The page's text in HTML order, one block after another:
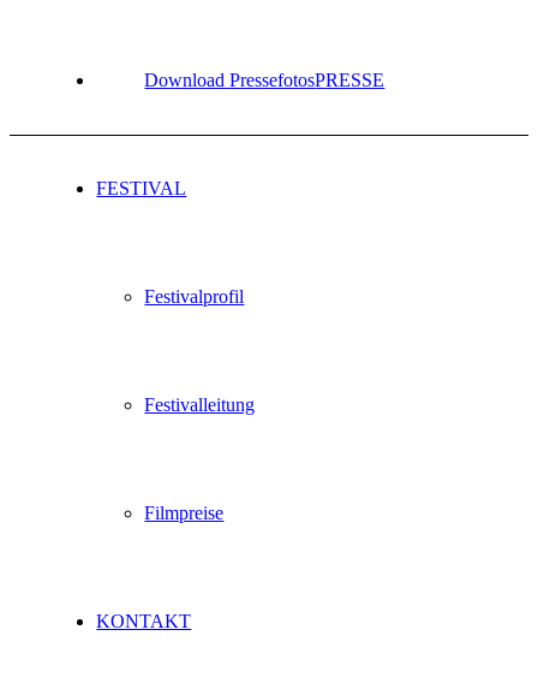
PRESSE
Download Pressefotos
FESTIVAL
Festivalprofil
Festivalleitung
Filmpreise
KONTAKT